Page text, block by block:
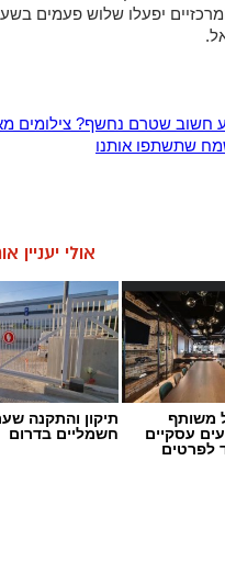
יפעלו שלוש פעמים
חשוב שטרם נחשף? צילומים
שתשתפו אותנו
אולי יעניין
משותף
עסקיים
לפרטים
תיקון והתקנה
חשמליים בדרום